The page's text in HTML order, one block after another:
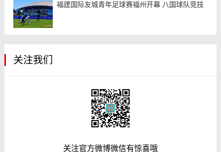
福建国际友城青年足球赛福州开幕 八国球队竞技
关注我们
关注官方微博微信有惊喜哦